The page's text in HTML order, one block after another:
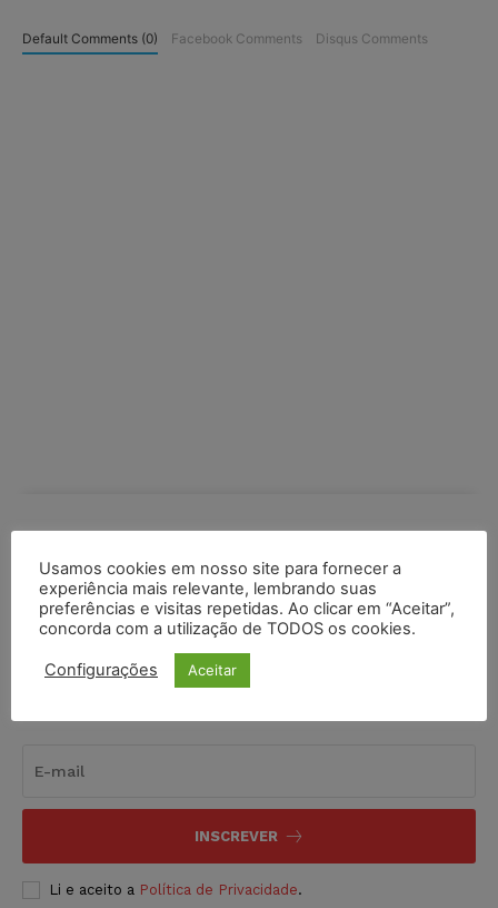
Default Comments (0) Facebook Comments Disqus Comments
COMPARTILHE
INSCREVER
Li e aceito a Política de Privacidade.
Usamos cookies em nosso site para fornecer a
experiência mais relevante, lembrando suas
preferências e visitas repetidas. Ao clicar em “Aceitar”,
concorda com a utilização de TODOS os cookies.
Configurações Aceitar